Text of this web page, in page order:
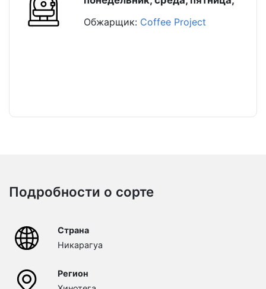
Обжарщик: Coffee Project
Подробности о сорте
Страна
Никарагуа
Регион